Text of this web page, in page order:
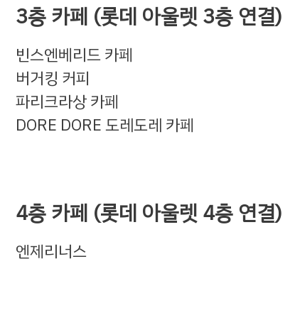
3층 카페 (롯데 아울렛 3층 연결)
빈스엔베리드 카페
버거킹 커피
파리크라상 카페
DORE DORE 도레도레 카페
4층 카페 (롯데 아울렛 4층 연결)
엔제리너스